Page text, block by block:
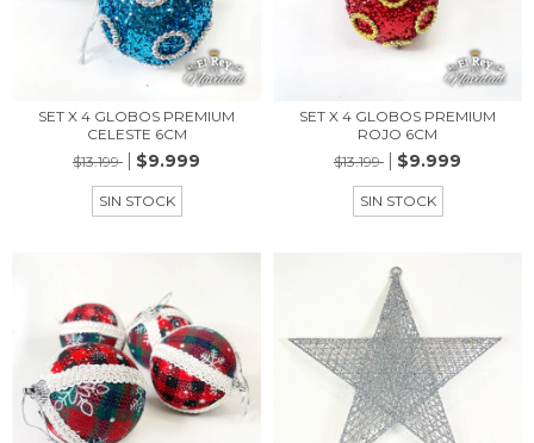
SET X 4 GLOBOS PREMIUM
CELESTE 6CM
$13.199
$9.999
SIN STOCK
SET X 4 GLOBOS PREMIUM
ROJO 6CM
$13.199
$9.999
SIN STOCK